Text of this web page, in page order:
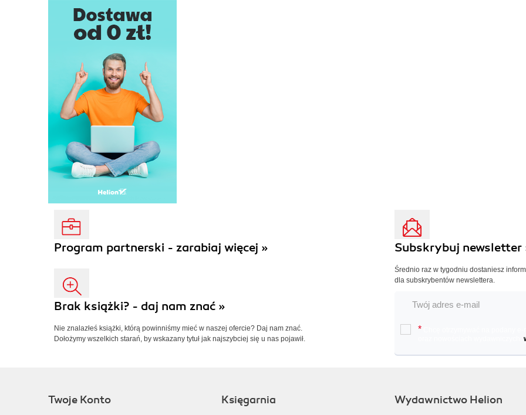
Program partnerski - zarabiaj więcej »
Brak książki? - daj nam znać »
Nie znalazłeś książki, którą powinniśmy mieć w naszej ofercie? Daj nam znać.
Dołożymy wszelkich starań, by wskazany tytuł jak najszybciej się u nas pojawił.
Subskrybuj newsletter
Średnio raz w tygodniu dostaniesz
dla subskrybentów newslettera.
*
Twoje Konto Księgarnia Wydawnictwo Helion